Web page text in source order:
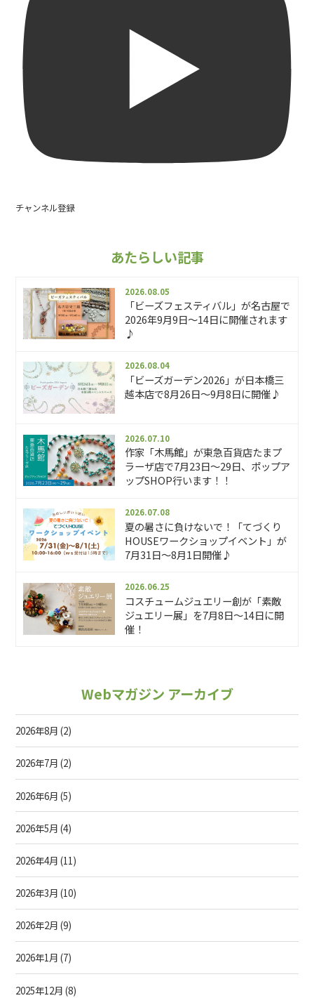
チャンネル登録
あたらしい記事
2026.08.05
「ビーズフェスティバル」が名古屋で
2026年9月9日～14日に開催されます
♪
2026.08.04
「ビーズガーデン2026」が日本橋三
越本店で8月26日～9月8日に開催♪
2026.07.10
作家「木馬館」が東急百貨店たまプ
ラーザ店で7月23日〜29日、ポップア
ップSHOP行います！！
2026.07.08
夏の暑さに負けないで！「てづくり
HOUSEワークショップイベント」が
7月31日～8月1日開催♪
2026.06.25
コスチュームジュエリー創が「素敵
ジュエリー展」を7月8日～14日に開
催！
Webマガジン アーカイブ
2026年8月 (2)
2026年7月 (2)
2026年6月 (5)
2026年5月 (4)
2026年4月 (11)
2026年3月 (10)
2026年2月 (9)
2026年1月 (7)
2025年12月 (8)